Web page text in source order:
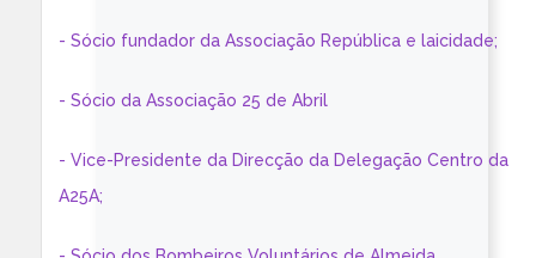
- Sócio fundador da Associação República e laicidade;
- Sócio da Associação 25 de Abril
- Vice-Presidente da Direcção da Delegação Centro da
A25A;